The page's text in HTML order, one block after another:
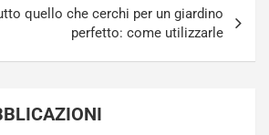
quello che cerchi per un giardino
perfetto: come utilizzarle